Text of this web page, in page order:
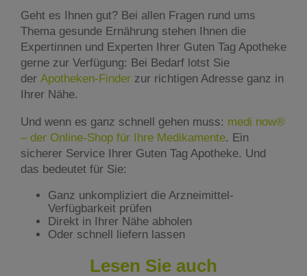
Geht es Ihnen gut? Bei allen Fragen rund ums
Thema gesunde Ernährung stehen Ihnen die
Expertinnen und Experten Ihrer Guten Tag Apotheke
gerne zur Verfügung: Bei Bedarf lotst Sie
der Apotheken-Finder zur richtigen Adresse ganz in
Ihrer Nähe.
Und wenn es ganz schnell gehen muss: medi now®
– der Online-Shop für Ihre Medikamente. Ein
sicherer Service Ihrer Guten Tag Apotheke. Und
das bedeutet für Sie:
Ganz unkompliziert die Arzneimittel-
Verfügbarkeit prüfen
Direkt in Ihrer Nähe abholen
Oder schnell liefern lassen
Lesen Sie auch